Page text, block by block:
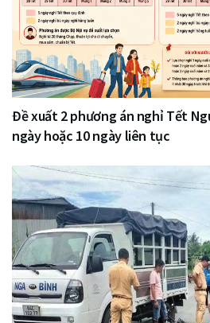
Đề xuất 2 phương án nghỉ Tết
ngày hoặc 10 ngày liên tục